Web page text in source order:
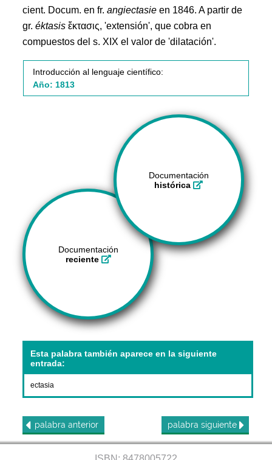
cient. Docum. en fr.angiectasie en 1846. A partir de
gr.éktasis ἔκτασις, 'extensión', que cobra en
compuestos del s. XIX el valor de 'dilatación'.
Introducción al lenguaje científico:
Año: 1813
Documentación
histórica
Documentación
reciente
Esta palabra también aparece en la siguiente
entrada:
ectasia
palabra anterior palabra siguiente